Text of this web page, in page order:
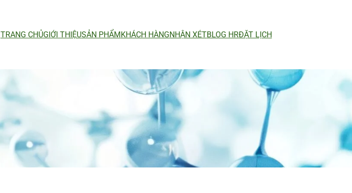
TRANG CHỦGIỚI THIỆUSẢN PHẨMKHÁCH HÀNGNHẬN XÉTBLOG HRĐẶT LỊCH